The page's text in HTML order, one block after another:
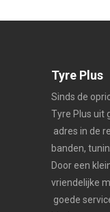
Tyre Plus
Sinds de
Tyre Plus uit
adres in de
banden,
Door een
vriendelijke
goede